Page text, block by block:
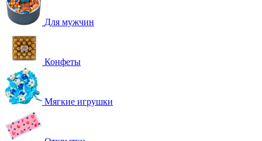
Для мужчин
Конфеты
Мягкие игрушки